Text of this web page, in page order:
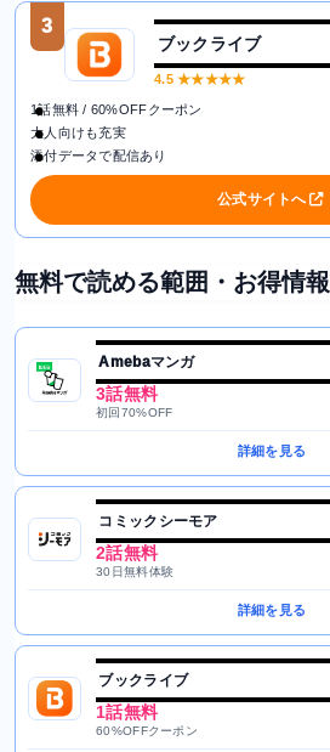
3
ブックライブ
4.5★★★★★
1話無料 / 60%OFFクーポン
大人向けも充実
添付データで配信あり
公式サイトへ
無料で読める範囲・お得情報
Amebaマンガ
3話無料
初回70%OFF
詳細を見る
コミックシーモア
2話無料
30日無料体験
詳細を見る
ブックライブ
1話無料
60%OFFクーポン